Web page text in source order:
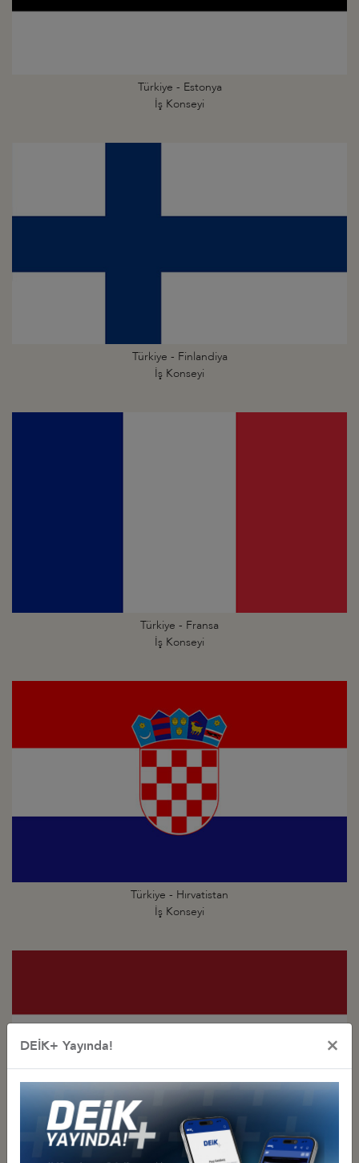
Türkiye - Estonya
İş Konseyi
Türkiye - Finlandiya
İş Konseyi
Türkiye - Fransa
İş Konseyi
Türkiye - Hırvatistan
İş Konseyi
DEİK+ Yayında! ×